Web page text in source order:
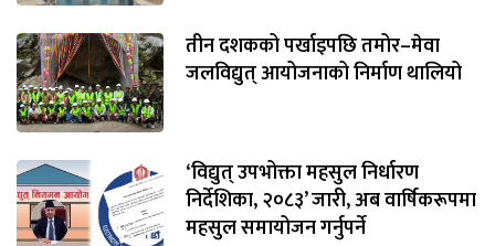
तीन दशकको पर्खाइपछि तमोर–मेवा
जलविद्युत् आयोजनाको निर्माण थालियो
‘विद्युत् उपभोक्ता महसुल निर्धारण
निर्देशिका, २०८३’ जारी, अब वार्षिकरूपमा
महसुल समायोजन गर्नुपर्ने